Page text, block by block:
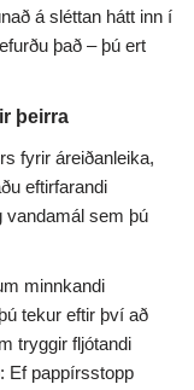
á sléttan hátt inn í
það – þú ert
þeirra
fyrir áreiðanleika,
eftirfarandi
vandamál sem þú
minnkandi
tekur eftir því að
tryggir fljótandi
Ef pappírsstopp